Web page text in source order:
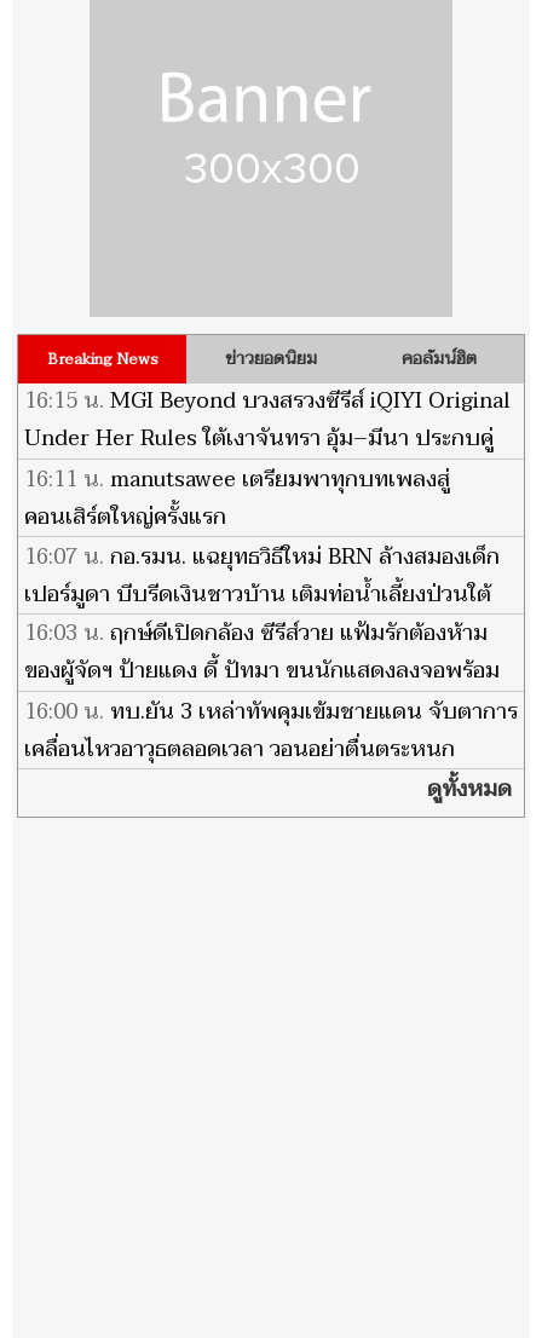
Breaking News ข่าวยอดนิยม คอลัมน์ฮิต
16:15 น.MGI Beyond บวงสรวงซีรีส์ iQIYI Original
Under Her Rules ใต้เงาจันทรา อุ้ม–มีนา ประกบคู่
ครั้งสำคัญ
16:11 น.manutsawee เตรียมพาทุกบทเพลงสู่
คอนเสิร์ตใหญ่ครั้งแรก
16:07 น.กอ.รมน. แฉยุทธวิธีใหม่ BRN ล้างสมองเด็ก
เปอร์มูดา บีบรีดเงินชาวบ้าน เติมท่อน้ำเลี้ยงป่วนใต้
16:03 น.ฤกษ์ดีเปิดกล้อง ซีรีส์วาย แฟ้มรักต้องห้าม
ของผู้จัดฯ ป้ายแดง ดี้ ปัทมา ขนนักแสดงลงจอพร้อม
หน้า
16:00 น. ทบ.ยัน 3 เหล่าทัพคุมเข้มชายแดน จับตาการ
เคลื่อนไหวอาวุธตลอดเวลา วอนอย่าตื่นตระหนก
ดูทั้งหมด